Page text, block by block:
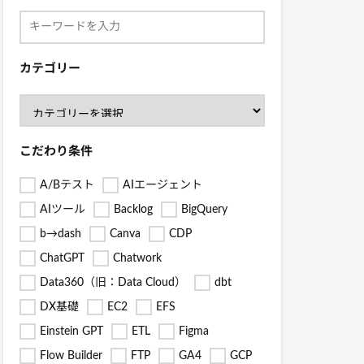
カテゴリー
こだわり条件
A/Bテスト AIエージェント
AIツール Backlog BigQuery
b→dash Canva CDP
ChatGPT Chatwork
Data360（旧：Data Cloud） dbt
DX基礎 EC2 EFS
Einstein GPT ETL Figma
Flow Builder FTP GA4 GCP